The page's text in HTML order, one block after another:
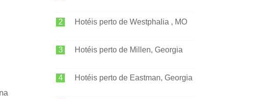
Hotéis perto de Westphalia , MO
Hotéis perto de Millen, Georgia
Hotéis perto de Eastman, Georgia